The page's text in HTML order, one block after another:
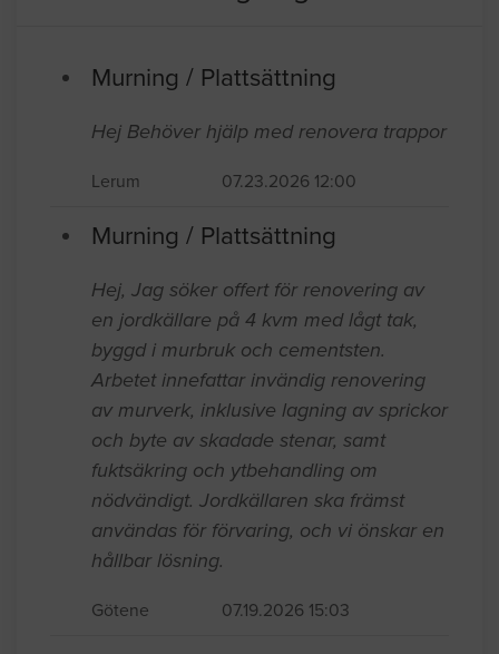
Murning / Plattsättning
Hej Behöver hjälp med renovera trappor
Lerum 07.23.2026 12:00
Murning / Plattsättning
Hej, Jag söker offert för renovering av
en jordkällare på 4 kvm med lågt tak,
byggd i murbruk och cementsten.
Arbetet innefattar invändig renovering
av murverk, inklusive lagning av sprickor
och byte av skadade stenar, samt
fuktsäkring och ytbehandling om
nödvändigt. Jordkällaren ska främst
användas för förvaring, och vi önskar en
hållbar lösning.
Götene 07.19.2026 15:03